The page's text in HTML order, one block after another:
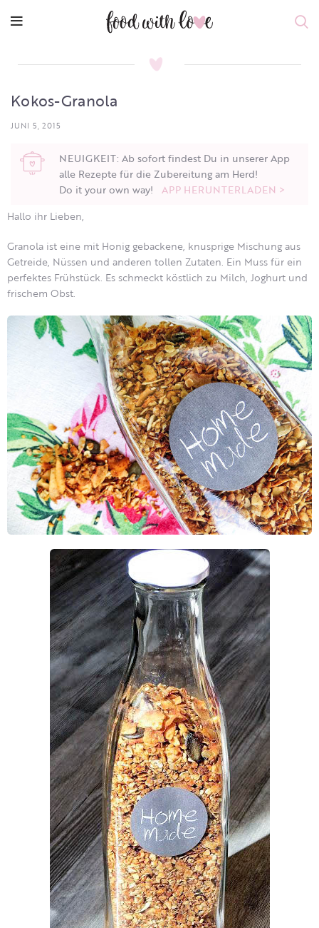
Kokos-Granola
JUNI 5, 2015
NEUIGKEIT: Ab sofort findest Du in unserer App
alle Rezepte für die Zubereitung am Herd!
Do it your own way! APP HERUNTERLADEN >
Hallo ihr Lieben,
Granola ist eine mit Honig gebackene, knusprige Mischung aus
Getreide, Nüssen und anderen tollen Zutaten. Ein Muss für ein
perfektes Frühstück. Es schmeckt köstlich zu Milch, Joghurt und
frischem Obst.